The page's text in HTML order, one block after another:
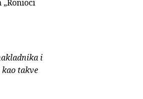
i
takve